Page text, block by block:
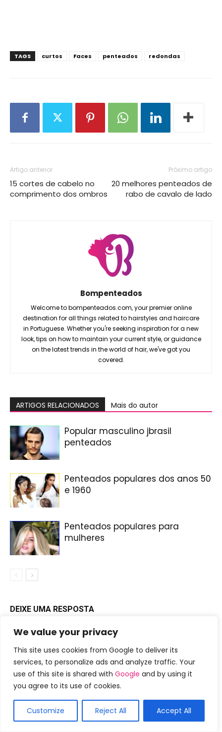
We value your privacy
This site uses cookies from Google to deliver its
services, to personalize ads and analyze traffic. Your
use of this site is shared with Google and by using it
you agree to its use of cookies.
Customize Reject All Accept All
TAGS curtos Faces penteados redondas
Artigo anterior
15 cortes de cabelo no
comprimento dos ombros
Próximo artigo
20 melhores penteados de
rabo de cavalo de lado
Bompenteados
Welcome to bompenteados.com, your premier online
destination for all things related to hairstyles and haircare
in Portuguese. Whether you're seeking inspiration for a new
look, tips on how to maintain your current style, or guidance
on the latest trends in the world of hair, we've got you
covered.
ARTIGOS RELACIONADOS Mais do autor
Popular masculino jbrasil
penteados
Penteados populares dos anos 50
e 1960
Penteados populares para
mulheres
DEIXE UMA RESPOSTA